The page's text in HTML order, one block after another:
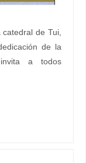
de Tui,
de la
a todos